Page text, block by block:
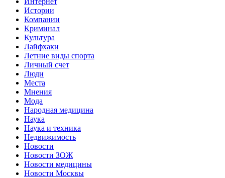
Истории
Компании
Криминал
Культура
Лайфхаки
Летние виды спорта
Личный счет
Люди
Места
Мнения
Мода
Народная медицина
Наука
Наука и техника
Недвижимость
Новости
Новости ЗОЖ
Новости медицины
Новости Москвы